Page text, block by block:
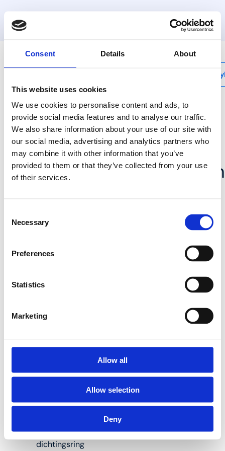
Consent Details About
This website uses cookies
We use cookies to personalise content and ads, to
provide social media features and to analyse our traffic.
We also share information about your use of our site with
our social media, advertising and analytics partners who
may combine it with other information that you’ve
provided to them or that they’ve collected from your use
of their services.
Selection
Necessary
Preferences
Statistics
Marketing
Allow all
Allow selection
Deny
MyHenco
UFH-ESK-VN
Eindstuk 1"F Met
vernikkeld messing
wartelmoer. Deze bevat
tevens een kogel- en
en wordt geleverd
inclusief dichting.
messing
Kogelkraanset
Ontluchtingskraan
Inclusief
dichtingsring